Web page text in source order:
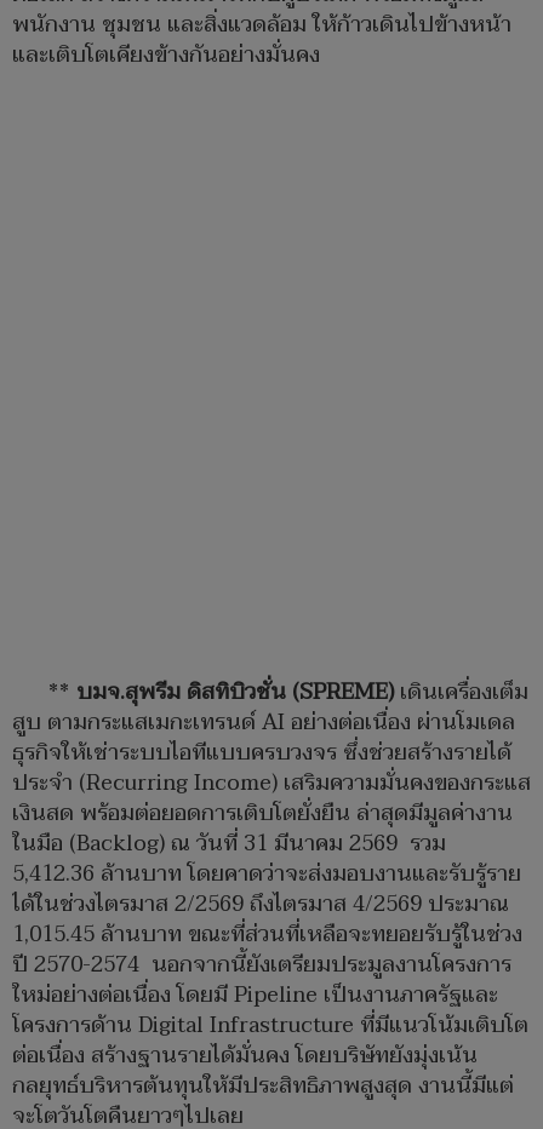
พนักงาน ชุมชน และสิ่งแวดล้อม ให้ก้าวเดินไปข้างหน้า
และเติบโตเคียงข้างกันอย่างมั่นคง
** บมจ.สุพรีม ดิสทิบิวชั่น (SPREME)เดินเครื่องเต็ม
สูบ ตามกระแสเมกะเทรนด์ AI อย่างต่อเนื่อง ผ่านโมเดล
ธุรกิจให้เช่าระบบไอทีแบบครบวงจร ซึ่งช่วยสร้างรายได้
ประจำ (Recurring Income) เสริมความมั่นคงของกระแส
เงินสด พร้อมต่อยอดการเติบโตยั่งยืน ล่าสุดมีมูลค่างาน
ในมือ (Backlog) ณ วันที่ 31 มีนาคม 2569 รวม
5,412.36 ล้านบาท โดยคาดว่าจะส่งมอบงานและรับรู้ราย
ได้ในช่วงไตรมาส 2/2569 ถึงไตรมาส 4/2569 ประมาณ
1,015.45 ล้านบาท ขณะที่ส่วนที่เหลือจะทยอยรับรู้ในช่วง
ปี 2570-2574 นอกจากนี้ยังเตรียมประมูลงานโครงการ
ใหม่อย่างต่อเนื่อง โดยมี Pipeline เป็นงานภาครัฐและ
โครงการด้าน Digital Infrastructure ที่มีแนวโน้มเติบโต
ต่อเนื่อง สร้างฐานรายได้มั่นคง โดยบริษัทยังมุ่งเน้น
กลยุทธ์บริหารต้นทุนให้มีประสิทธิภาพสูงสุด งานนี้มีแต่
จะโตวันโตคืนยาวๆไปเลย